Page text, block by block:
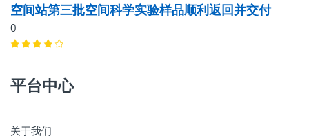
空间站第三批空间科学实验样品顺利返回并交付
0
平台中心
关于我们